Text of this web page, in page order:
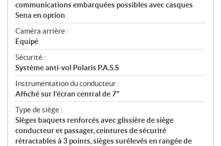
communications embarquées possibles avec casques
Sena en option
Caméra arrière :
Équipé
Sécurité :
Système anti-vol Polaris P.A.S.S
Instrumentation du conducteur :
Affiché sur l'écran central de 7"
Type de siège :
Sièges baquets renforcés avec glissière de siège
conducteur et passager, ceintures de sécurité
rétractables à 3 points, sièges surélevés en rangée de